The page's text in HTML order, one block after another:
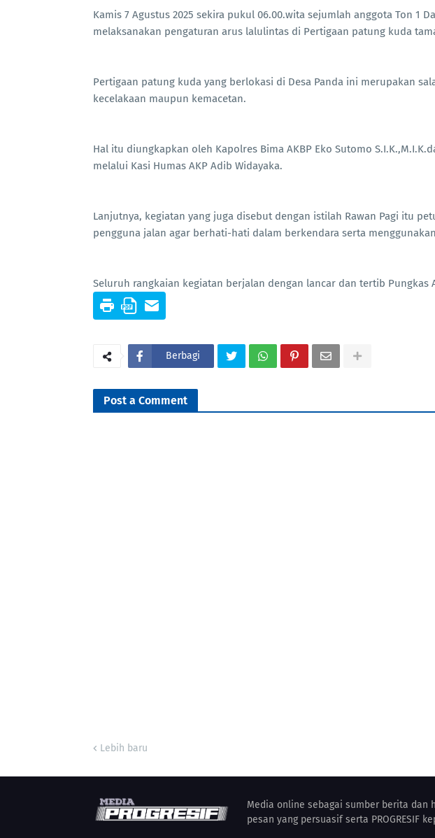
Kamis 7 Agustus 2025 sekira pukul 06.00.wita sejumlah anggota Ton 1
melaksanakan pengaturan arus lalulintas di Pertigaan patung kuda
Pertigaan patung kuda yang berlokasi di Desa Panda ini merupakan
kecelakaan maupun kemacetan.
Hal itu diungkapkan oleh Kapolres Bima AKBP Eko Sutomo
melalui Kasi Humas AKP Adib Widayaka.
Lanjutnya, kegiatan yang juga disebut dengan istilah Rawan Pagi itu
pengguna jalan agar berhati-hati dalam berkendara serta
Seluruh rangkaian kegiatan berjalan dengan lancar dan tertib Pungkas
Berbagi
Post a Comment
Lebih baru
Media online sebagai sumber berita dan
pesan yang persuasif serta PROGRESIF